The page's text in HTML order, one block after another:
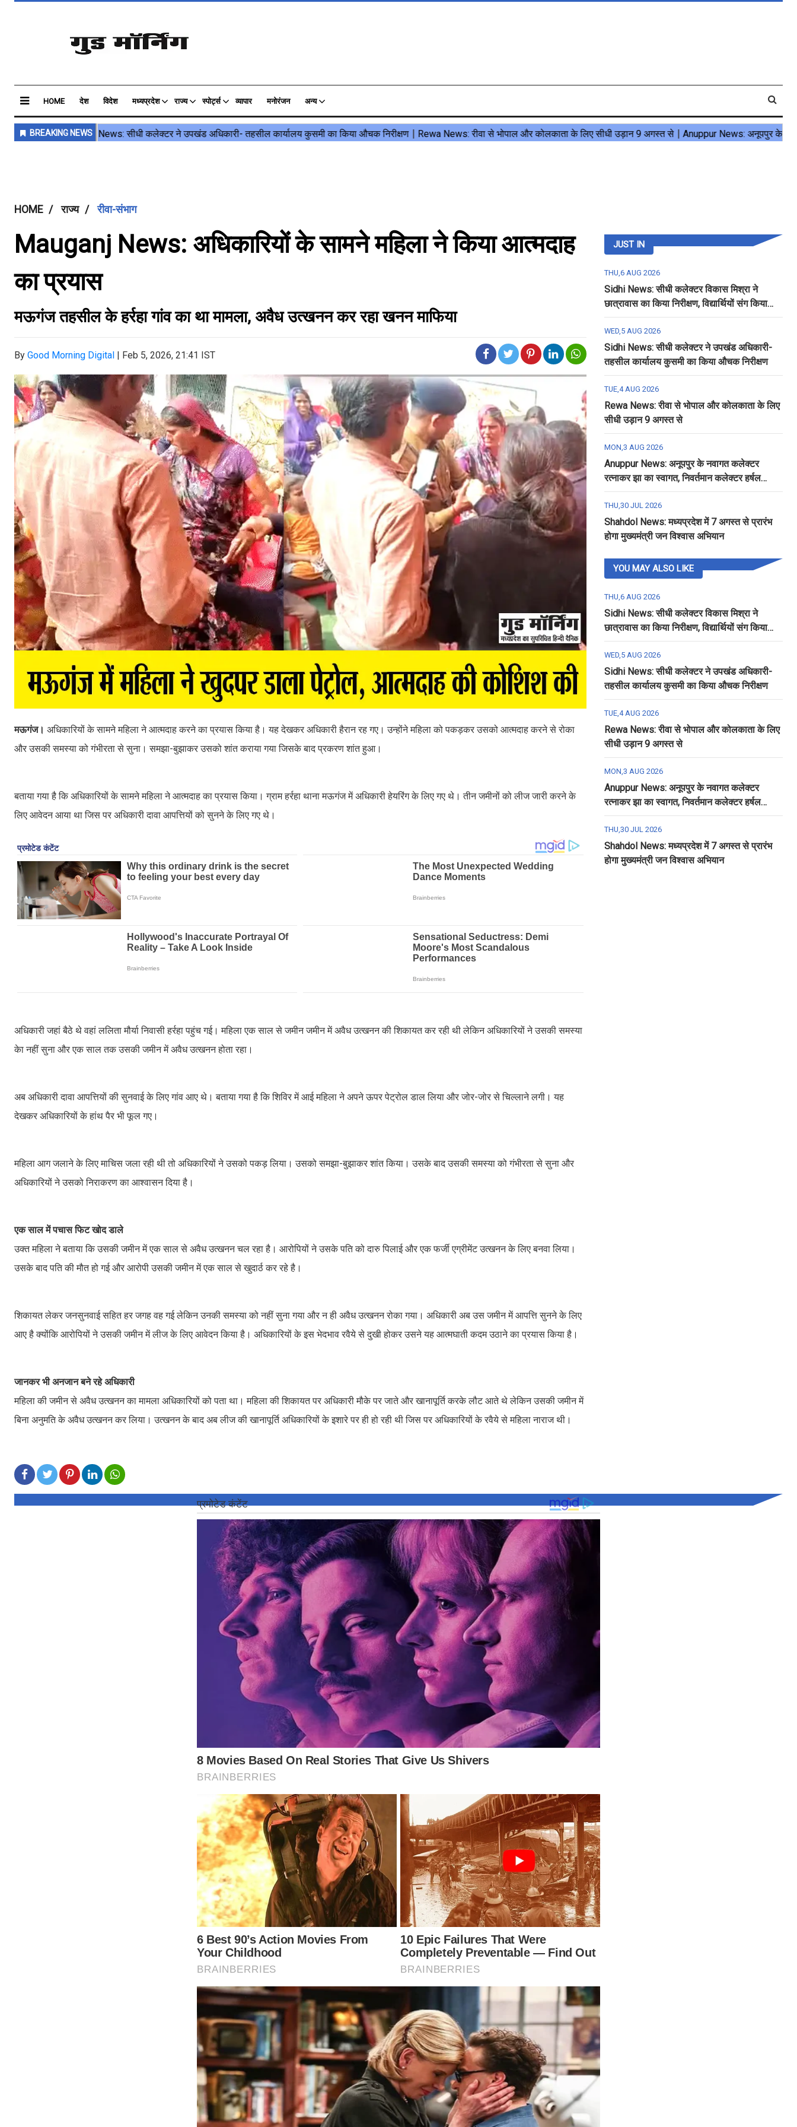
HOME देश विदेश मध्यप्रदेश राज्य स्पोर्ट्स व्यापार मनोरंजन अन्य
HOME राज्य रीवा-संभाग
Mauganj News: अधिकारियों के सामने महिला ने किया आत्मदाह
का प्रयास
मऊगंज तहसील के हर्रहा गांव का था मामला, अवैध उत्खनन कर रहा खनन माफिया
By Good Morning Digital | Feb 5, 2026, 21:41 IST
मऊगंज। अधिकारियों के सामने महिला ने आत्मदाह करने का प्रयास किया है। यह देखकर अधिकारी हैरान रह गए। उन्होंने महिला को पकड़कर उसको आत्मदाह करने से रोका
और उसकी समस्या को गंभीरता से सुना। समझा-बुझाकर उसको शांत कराया गया जिसके बाद प्रकरण शांत हुआ।
बताया गया है कि अधिकारियों के सामने महिला ने आत्मदाह का प्रयास किया। ग्राम हर्रहा थाना मऊगंज में अधिकारी हेयरिंग के लिए गए थे। तीन जमीनों को लीज जारी करने के
लिए आवेदन आया था जिस पर अधिकारी दावा आपत्तियों को सुनने के लिए गए थे।
अधिकारी जहां बैठे थे वहां ललिता मौर्या निवासी हर्रहा पहुंच गई। महिला एक साल से जमीन जमीन में अवैध उत्खनन की शिकायत कर रही थी लेकिन अधिकारियों ने उसकी समस्या
केा नहीं सुना और एक साल तक उसकी जमीन में अवैध उत्खनन होता रहा।
अब अधिकारी दावा आपत्तियों की सुनवाई के लिए गांव आए थे। बताया गया है कि शिविर में आई महिला ने अपने ऊपर पेट्रोल डाल लिया और जोर-जोर से चिल्लाने लगी। यह
देखकर अधिकारियों के हांथ पैर भी फूल गए।
महिला आग जलाने के लिए माचिस जला रही थी तो अधिकारियों ने उसको पकड़ लिया। उसको समझा-बुझाकर शांत किया। उसके बाद उसकी समस्या को गंभीरता से सुना और
अधिकारियों ने उसको निराकरण का आश्वासन दिया है।
एक साल में पचास फिट खोद डाले
उक्त महिला ने बताया कि उसकी जमीन में एक साल से अवैध उत्खनन चल रहा है। आरोपियों ने उसके पति को दारु पिलाई और एक फर्जी एग्रीमेंट उत्खनन के लिए बनवा लिया।
उसके बाद पति की मौत हो गई और आरोपी उसकी जमीन में एक साल से खुदार्ठ कर रहे है।
शिकायत लेकर जनसुनवाई सहित हर जगह वह गई लेकिन उनकी समस्या को नहीं सुना गया और न ही अवैध उत्खनन रोका गया। अधिकारी अब उस जमीन में आपत्ति सुनने के लिए
आए है क्योंकि आरोपियों ने उसकी जमीन में लीज के लिए आवेदन किया है। अधिकारियों के इस भेदभाव रवैये से दुखी होकर उसने यह आत्मघाती कदम उठाने का प्रयास किया है।
जानकर भी अनजान बने रहे अधिकारी
महिला की जमीन से अवैध उत्खनन का मामला अधिकारियों को पता था। महिला की शिकायत पर अधिकारी मौके पर जाते और खानापूर्ति करके लौट आते थे लेकिन उसकी जमीन में
बिना अनुमति के अवैध उत्खनन कर लिया। उत्खनन के बाद अब लीज की खानापूर्ति अधिकारियों के इशारे पर ही हो रही थी जिस पर अधिकारियों के रवैये से महिला नाराज थी।
JUST IN
THU,6 AUG 2026
Sidhi News: सीधी कलेक्टर विकास मिश्रा ने
छात्रावास का किया निरीक्षण, विद्यार्थियों संग किया
रात्रि भोजन
WED,5 AUG 2026
Sidhi News: सीधी कलेक्टर ने उपखंड अधिकारी-
तहसील कार्यालय कुसमी का किया औचक निरीक्षण
TUE,4 AUG 2026
Rewa News: रीवा से भोपाल और कोलकाता के लिए
सीधी उड़ान 9 अगस्त से
MON,3 AUG 2026
Anuppur News: अनूपपुर के नवागत कलेक्टर
रत्नाकर झा का स्वागत, निवर्तमान कलेक्टर हर्षल
पंचोली को दी गई विदाई
THU,30 JUL 2026
Shahdol News: मध्यप्रदेश में 7 अगस्त से प्रारंभ
होगा मुख्यमंत्री जन विश्वास अभियान
YOU MAY ALSO LIKE
THU,6 AUG 2026
Sidhi News: सीधी कलेक्टर विकास मिश्रा ने
छात्रावास का किया निरीक्षण, विद्यार्थियों संग किया
रात्रि भोजन
WED,5 AUG 2026
Sidhi News: सीधी कलेक्टर ने उपखंड अधिकारी-
तहसील कार्यालय कुसमी का किया औचक निरीक्षण
TUE,4 AUG 2026
Rewa News: रीवा से भोपाल और कोलकाता के लिए
सीधी उड़ान 9 अगस्त से
MON,3 AUG 2026
Anuppur News: अनूपपुर के नवागत कलेक्टर
रत्नाकर झा का स्वागत, निवर्तमान कलेक्टर हर्षल
पंचोली को दी गई विदाई
THU,30 JUL 2026
Shahdol News: मध्यप्रदेश में 7 अगस्त से प्रारंभ
होगा मुख्यमंत्री जन विश्वास अभियान